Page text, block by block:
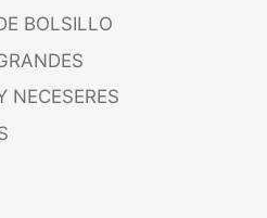
BOLSILLO
NECESERES